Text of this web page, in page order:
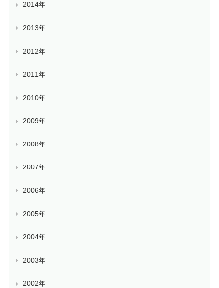
2014年
2013年
2012年
2011年
2010年
2009年
2008年
2007年
2006年
2005年
2004年
2003年
2002年